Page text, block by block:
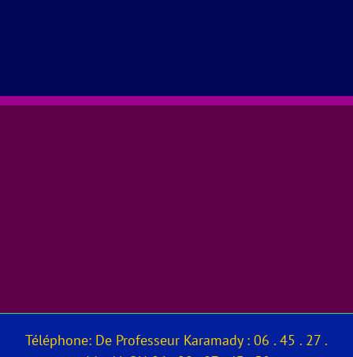
Téléphone: De Professeur Karamady : 06 . 45 . 27 .